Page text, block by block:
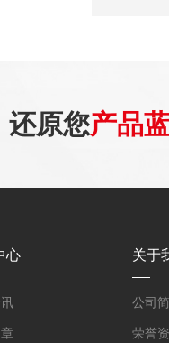
还原您产品
心 关于
公司
荣誉